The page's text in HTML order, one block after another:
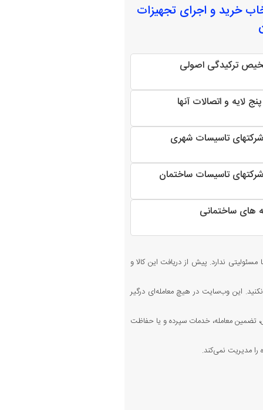
خرید و اجرای تجهیزات
ترکیدگی اصولی
لایه و اتصالات آنها
تاسیسات شهری
تاسیسات ساختمان
های ساختمانی
مسئولیتی ندارد. پیش از دریافت این کالا و
این وب‌سایت در هیچ معامله‌ای درگیر
تضمین معامله، خدمات سپرده و یا حفاظت
را مدیریت نمی‌کند.